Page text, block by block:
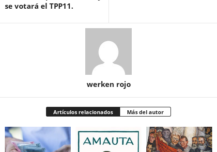
se votará el TPP11.
werken rojo
Artículos relacionados Más del autor